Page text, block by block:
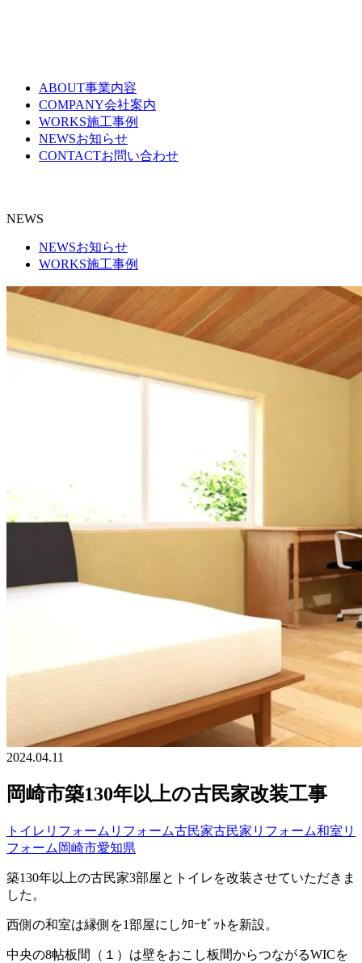
ABOUT事業内容
COMPANY会社案内
WORKS施工事例
NEWSお知らせ
CONTACTお問い合わせ
NEWS
NEWSお知らせ
WORKS施工事例
2024.04.11
岡崎市築130年以上の古民家改装工事
トイレリフォーム リフォーム古民家古民家リフォーム和室リ
フォーム 岡崎市愛知県
築130年以上の古民家3部屋とトイレを改装させていただきま
した。
西側の和室は縁側を1部屋にしｸﾛｰｾﾞｯﾄを新設。
中央の8帖板間（１）は壁をおこし板間からつながるWICを